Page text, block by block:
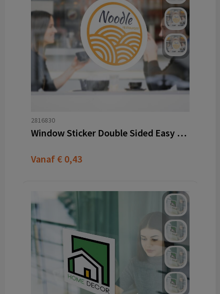
2816830
Window Sticker Double Sided Easy Apply
Vanaf € 0,43